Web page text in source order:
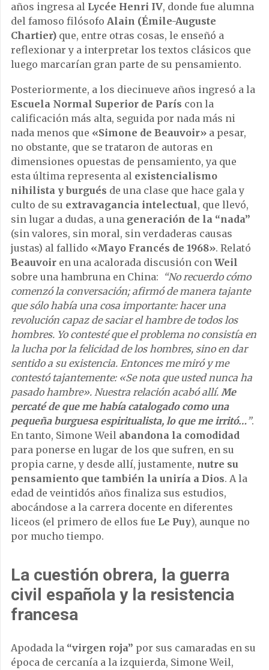
años ingresa al Lycée Henri IV, donde fue alumna
del famoso filósofo Alain (Émile-Auguste
Chartier) que, entre otras cosas, le enseñó a
reflexionar y a interpretar los textos clásicos que
luego marcarían gran parte de su pensamiento.
Posteriormente, a los diecinueve años ingresó a la
Escuela Normal Superior de París con la
calificación más alta, seguida por nada más ni
nada menos que «Simone de Beauvoir» a pesar,
no obstante, que se trataron de autoras en
dimensiones opuestas de pensamiento, ya que
esta última representa al existencialismo
nihilista y burgués de una clase que hace gala y
culto de su extravagancia intelectual, que llevó,
sin lugar a dudas, a una generación de la “nada”
(sin valores, sin moral, sin verdaderas causas
justas) al fallido «Mayo Francés de 1968». Relató
Beauvoir en una acalorada discusión con Weil
sobre una hambruna en China: “No recuerdo cómo
comenzó la conversación; afirmó de manera tajante
que sólo había una cosa importante: hacer una
revolución capaz de saciar el hambre de todos los
hombres. Yo contesté que el problema no consistía en
la lucha por la felicidad de los hombres, sino en dar
sentido a su existencia. Entonces me miró y me
contestó tajantemente: «Se nota que usted nunca ha
pasado hambre». Nuestra relación acabó allí. Me
percaté de que me había catalogado como una
pequeña burguesa espiritualista, lo que me irritó…”.
En tanto, Simone Weil abandona la comodidad
para ponerse en lugar de los que sufren, en su
propia carne, y desde allí, justamente, nutre su
pensamiento que también la uniría a Dios. A la
edad de veintidós años finaliza sus estudios,
abocándose a la carrera docente en diferentes
liceos (el primero de ellos fue Le Puy), aunque no
por mucho tiempo.
La cuestión obrera, la guerra
civil española y la resistencia
francesa
Apodada la “virgen roja” por sus camaradas en su
época de cercanía a la izquierda, Simone Weil,